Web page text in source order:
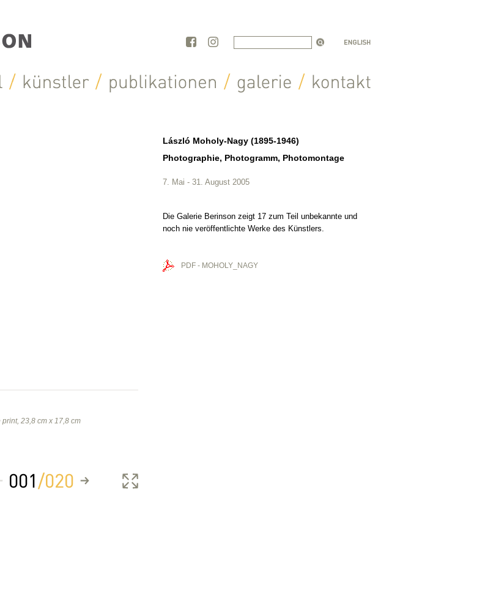
László Moholy-Nagy (1895-1946)
Photographie, Photogramm, Photomontage
7. Mai - 31. August 2005
Die Galerie Berinson zeigt 17 zum Teil unbekannte und
noch nie veröffentlichte Werke des Künstlers.
PDF - MOHOLY_NAGY
23,8 cm x 17,8 cm